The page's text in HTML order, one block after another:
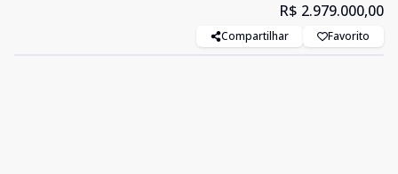
R$ 2.979.000,00
Compartilhar Favorito